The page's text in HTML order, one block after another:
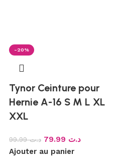
-20%
Tynor Ceinture pour
Hernie A-16 S M L XL
XXL
د.ت99.99 د.ت
Ajouter au panier